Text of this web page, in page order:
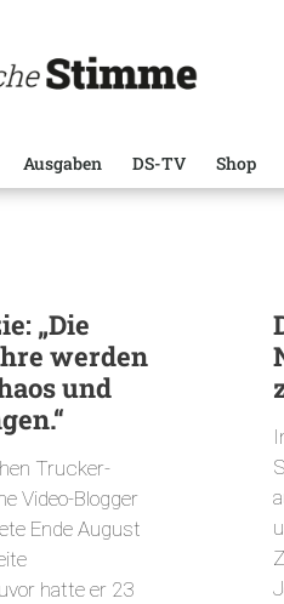
Ausgaben DS-TV Shop
„Die
werden
und
Trucker-
Video-Blogger
Ende August
hatte er 23